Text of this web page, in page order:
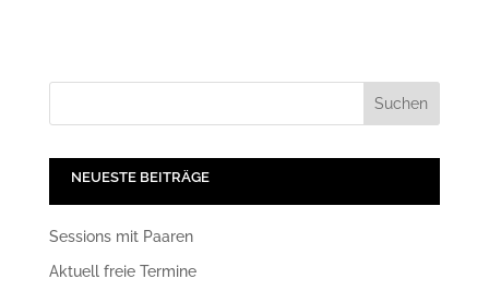
NEUESTE BEITRÄGE
Sessions mit Paaren
Aktuell freie Termine